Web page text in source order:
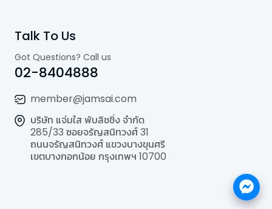
Talk To Us
Got Questions? Call us
02-8404888
member@jamsai.com
บริษัท แจ่มใส พับลิชชิ่ง จำกัด
285/33 ซอยจรัญสนิทวงศ์ 31
ถนนจรัญสนิทวงศ์ แขวงบางขุนศรี
เขตบางกอกน้อย กรุงเทพฯ 10700